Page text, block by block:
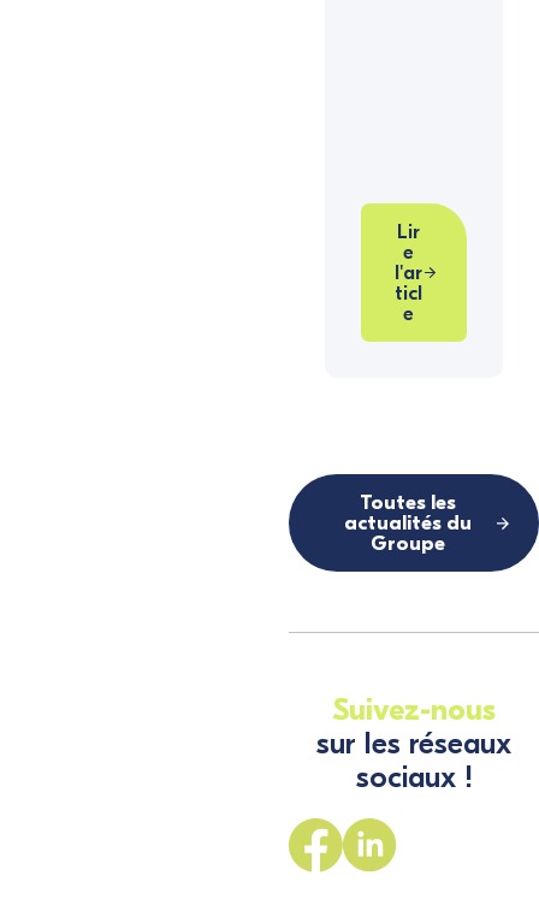
Lir
e
l'ar
ticl
e
Toutes les
actualités du
Groupe
Suivez-nous
sur les réseaux
sociaux !